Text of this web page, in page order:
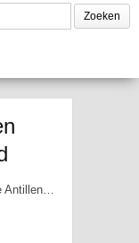
Antillen…